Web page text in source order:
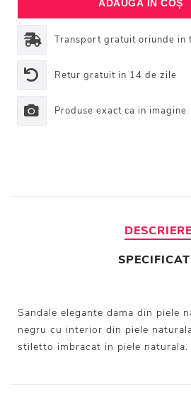
Transport gratuit oriunde in
Retur gratuit in 14 de zile
Produse exact ca in imagine
DESCRIERE
Sandale elegante dama din piele
negru cu interior din piele
stiletto imbracat in piele naturala.